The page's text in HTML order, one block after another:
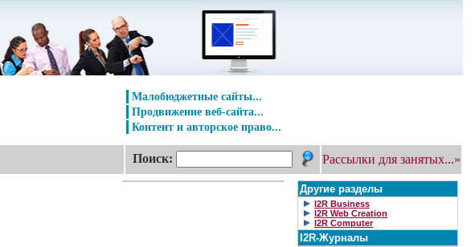
Малобюджетные сайты...
Продвижение веб-сайта...
Контент и авторское право...
Поиск: Рассылки для занятых...»
Другие разделы
I2R Business
I2R Web Creation
I2R Computer
I2R-Журналы